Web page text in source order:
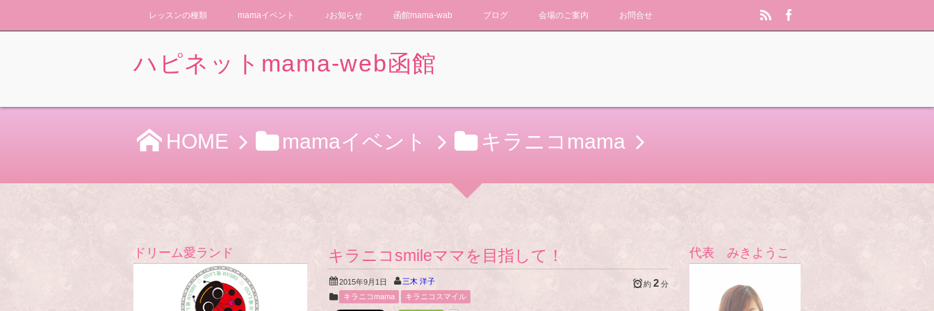
レッスンの種類 mamaイベント ♪お知らせ 函館mama-wab ブログ 会場のご案内 お問合せ
ハピネットmama-web函館
HOME mamaイベント キラニコmama
キラニコsmileママを目指して！
2015年9月1日 三木 洋子 約 2 分
キラニコmama
キラニコスマイル
ドリーム愛ランド 代表 みきようこ